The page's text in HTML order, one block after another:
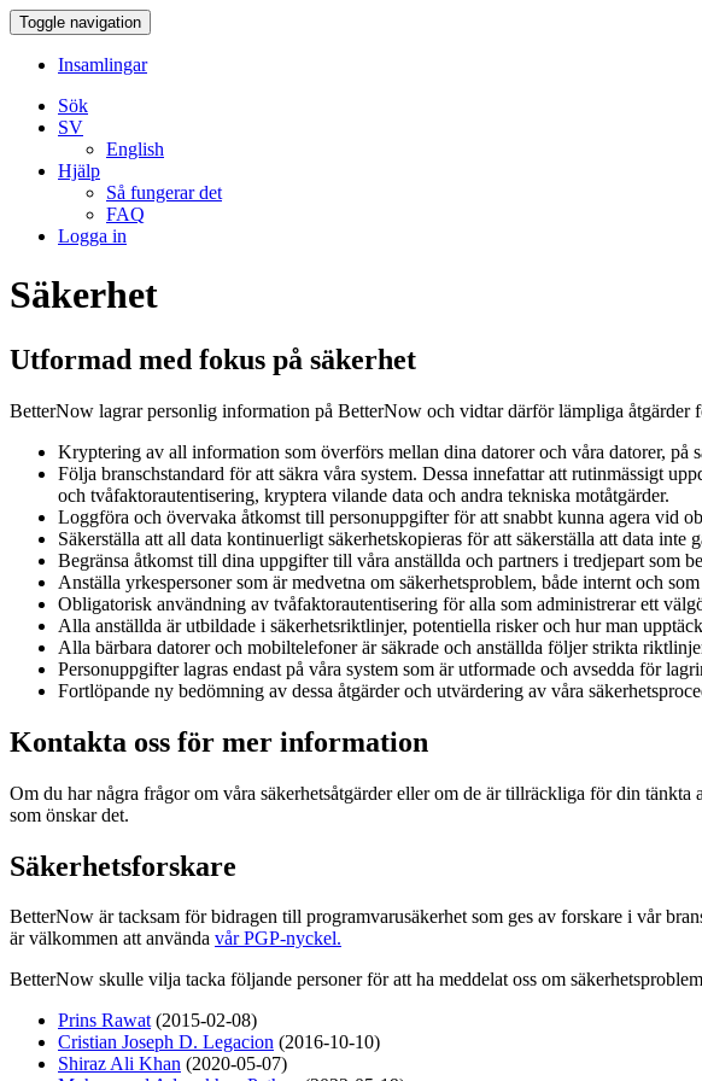
Toggle navigation
Insamlingar
Sök
SV
English
Hjälp
Så fungerar det
FAQ
Logga in
Säkerhet
Utformad med fokus på säkerhet
BetterNow lagrar personlig information på BetterNow och vidtar därför lämpliga åtgärder
Kryptering av all information som överförs mellan dina datorer och våra datorer, på
Följa branschstandard för att säkra våra system. Dessa innefattar att rutinmässigt
och tvåfaktorautentisering, kryptera vilande data och andra tekniska motåtgärder.
Loggföra och övervaka åtkomst till personuppgifter för att snabbt kunna agera vid
Säkerställa att all data kontinuerligt säkerhetskopieras för att säkerställa att data inte
Begränsa åtkomst till dina uppgifter till våra anställda och partners i tredjepart som
Anställa yrkespersoner som är medvetna om säkerhetsproblem, både internt och
Obligatorisk användning av tvåfaktorautentisering för alla som administrerar ett
Alla anställda är utbildade i säkerhetsriktlinjer, potentiella risker och hur man
Alla bärbara datorer och mobiltelefoner är säkrade och anställda följer strikta
Personuppgifter lagras endast på våra system som är utformade och avsedda för
Fortlöpande ny bedömning av dessa åtgärder och utvärdering av våra
Kontakta oss för mer information
Om du har några frågor om våra säkerhetsåtgärder eller om de är tillräckliga för din tänkta
som önskar det.
Säkerhetsforskare
BetterNow är tacksam för bidragen till programvarusäkerhet som ges av forskare i vår
är välkommen att använda vår PGP-nyckel.
BetterNow skulle vilja tacka följande personer för att ha meddelat oss om
Prins Rawat(2015-02-08)
Cristian Joseph D. Legacion (2016-10-10)
Shiraz Ali Khan (2020-05-07)